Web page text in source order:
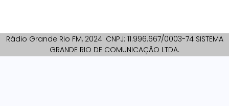
Rádio Grande Rio FM, 2024. CNPJ: 11.996.667/0003-74 SISTEMA
GRANDE RIO DE COMUNICAÇÃO LTDA.